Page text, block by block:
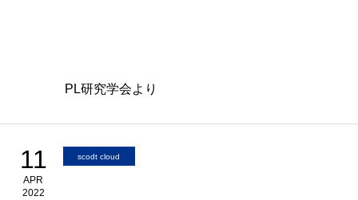
PL研究学会より
11
APR
2022
scodt cloud